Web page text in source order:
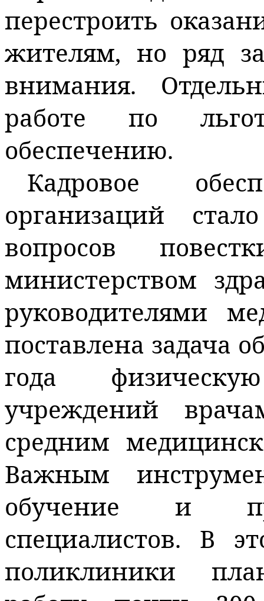
перестроить
жителям, но ряд
внимания.
работе по
обеспечению.
Кадровое
организаций
вопросов
министерством
руководителями
поставлена задача
года
учреждений
средним
Важным
обучение и
специалистов. В
поликлиники